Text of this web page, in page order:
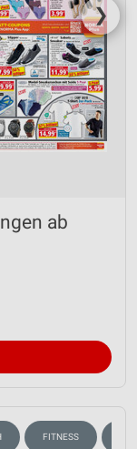
❯
ab
FITNESS